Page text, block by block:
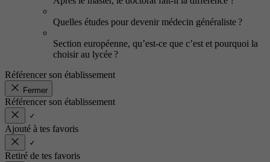
Quelles études pour devenir médecin généraliste ?
Section européenne, qu’est-ce que c’est et pourquoi la
choisir au lycée ?
Référencer son établissement
Fermer
Référencer son établissement
Ajouté à tes favoris
Retiré de tes favoris